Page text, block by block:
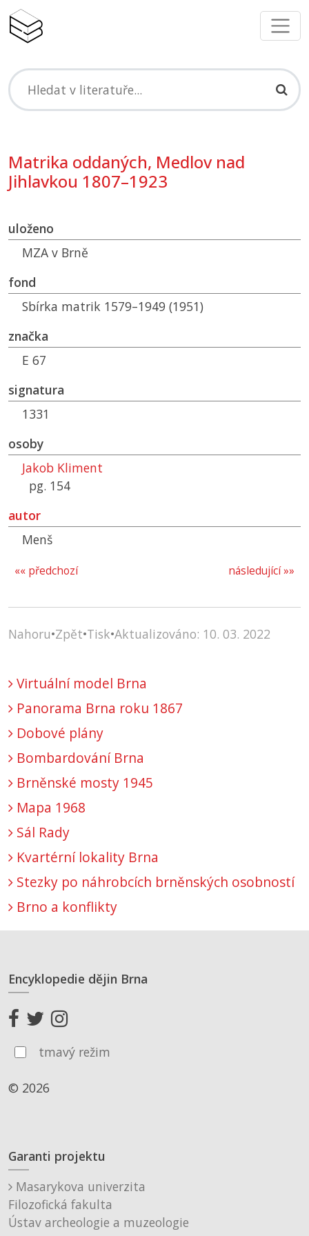
Matrika oddaných, Medlov nad
Jihlavkou 1807–1923
uloženo
MZA v Brně
fond
Sbírka matrik 1579–1949 (1951)
značka
E 67
signatura
1331
osoby
Jakob Kliment
pg. 154
autor
Menš
následující »»
«« předchozí
Nahoru•Zpět•Tisk•Aktualizováno: 10. 03. 2022
Virtuální model Brna
Panorama Brna roku 1867
Dobové plány
Bombardování Brna
Brněnské mosty 1945
Mapa 1968
Sál Rady
Kvartérní lokality Brna
Stezky po náhrobcích brněnských osobností
Brno a konflikty
Encyklopedie dějin Brna
tmavý režim
© 2026
Garanti projektu
Masarykova univerzita
Filozofická fakulta
Ústav archeologie a muzeologie